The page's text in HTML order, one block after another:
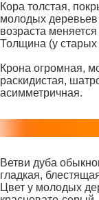
Кора толстая,
молодых деревьев
возраста
Толщина (у
Крона огромная,
раскидистая,
асимметричная.
Ветви дуба
гладкая,
Цвет у молодых